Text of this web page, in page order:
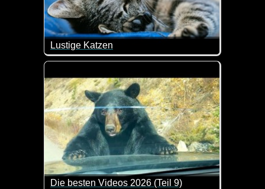
Lustige Katzen
Die Fellnasen machen mal wieder Quatsch und
Die besten Videos 2026 (Teil 9)